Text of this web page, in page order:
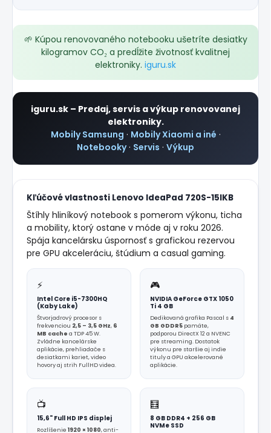
🌱 Kúpou renovovaného notebooku ušetríte desiatky
kilogramov CO₂ a predĺžite životnosť kvalitnej
elektroniky. iguru.sk
iguru.sk – Predaj, servis a výkup renovovanej
elektroniky.
Mobily Samsung · Mobily Xiaomi a iné ·
Notebooky· Servis · Výkup
Kľúčové vlastnosti Lenovo IdeaPad 720S-15IKB
Štíhly hliníkový notebook s pomerom výkonu, ticha
a mobility, ktorý ostane v móde aj v roku 2026.
Spája kancelársku úspornosť s grafickou rezervou
pre GPU akceleráciu, štúdium a casual gaming.
⚡
Intel Core i5-7300HQ
(Kaby Lake)
Štvorjadrový procesor s
frekvenciou 2,5 – 3,5 GHz, 6
MB cache a TDP 45 W.
Zvládne kancelárske
aplikácie, prehliadače s
desiatkami kariet, video
hovory aj strih FullHD videa.
🎮
NVIDIA GeForce GTX 1050
Ti 4 GB
Dedikovaná grafika Pascal s 4
GB GDDR5 pamäte,
podporou DirectX 12 a NVENC
pre streaming. Dostatok
výkonu pre staršie aj indie
tituly a GPU akcelerované
aplikácie.
📺
15,6" Full HD IPS displej
Rozlíšenie 1920 × 1080, anti-
🧮
8 GB DDR4 + 256 GB
NVMe SSD